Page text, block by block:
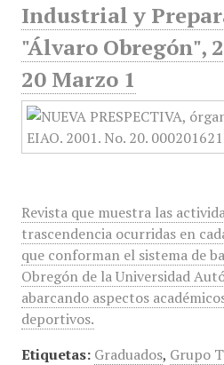
Industrial y
"Álvaro Obregón",
20 Marzo 1
Revista que muestra las
trascendencia ocurridas en
que conforman el sistema de
Obregón de la Universidad
abarcando aspectos
deportivos.
Etiquetas: Graduados, Grupo